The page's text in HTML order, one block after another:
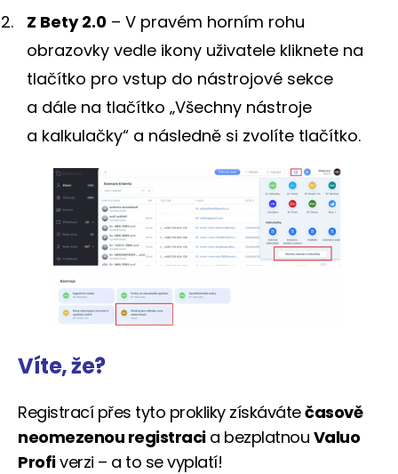
Z Bety 2.0 – V pravém horním rohu
obrazovky vedle ikony uživatele kliknete na
tlačítko pro vstup do nástrojové sekce
a dále na tlačítko „Všechny nástroje
a kalkulačky“ a následně si zvolíte tlačítko.
Víte, že?
Registrací přes tyto prokliky získávátečasově
neomezenou registracia bezplatnou Valuo
Profiverzi – a to se vyplatí!